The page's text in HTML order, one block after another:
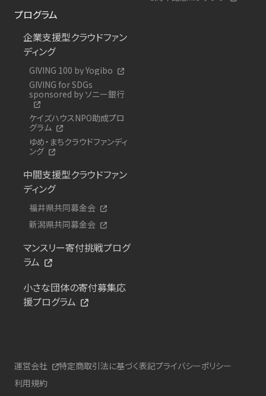
プログラム
企業支援型クラウドファン
ディング
GIVING 100 by Yogibo
GIVING for SDGs
sponsored by ソニー銀行
ケイズハウスNPO助成プロ
グラム
ゆめ・まちクラウドファンディ
ング
中間支援型クラウドファン
ディング
福井県共同募金会
新潟県共同募金会
マンスリー寄付挑戦プログ
ラム
小さな団体の寄付募集応
援プログラム
運営会社 特定商取引法に基づく表記プライバシーポリシー
利用規約